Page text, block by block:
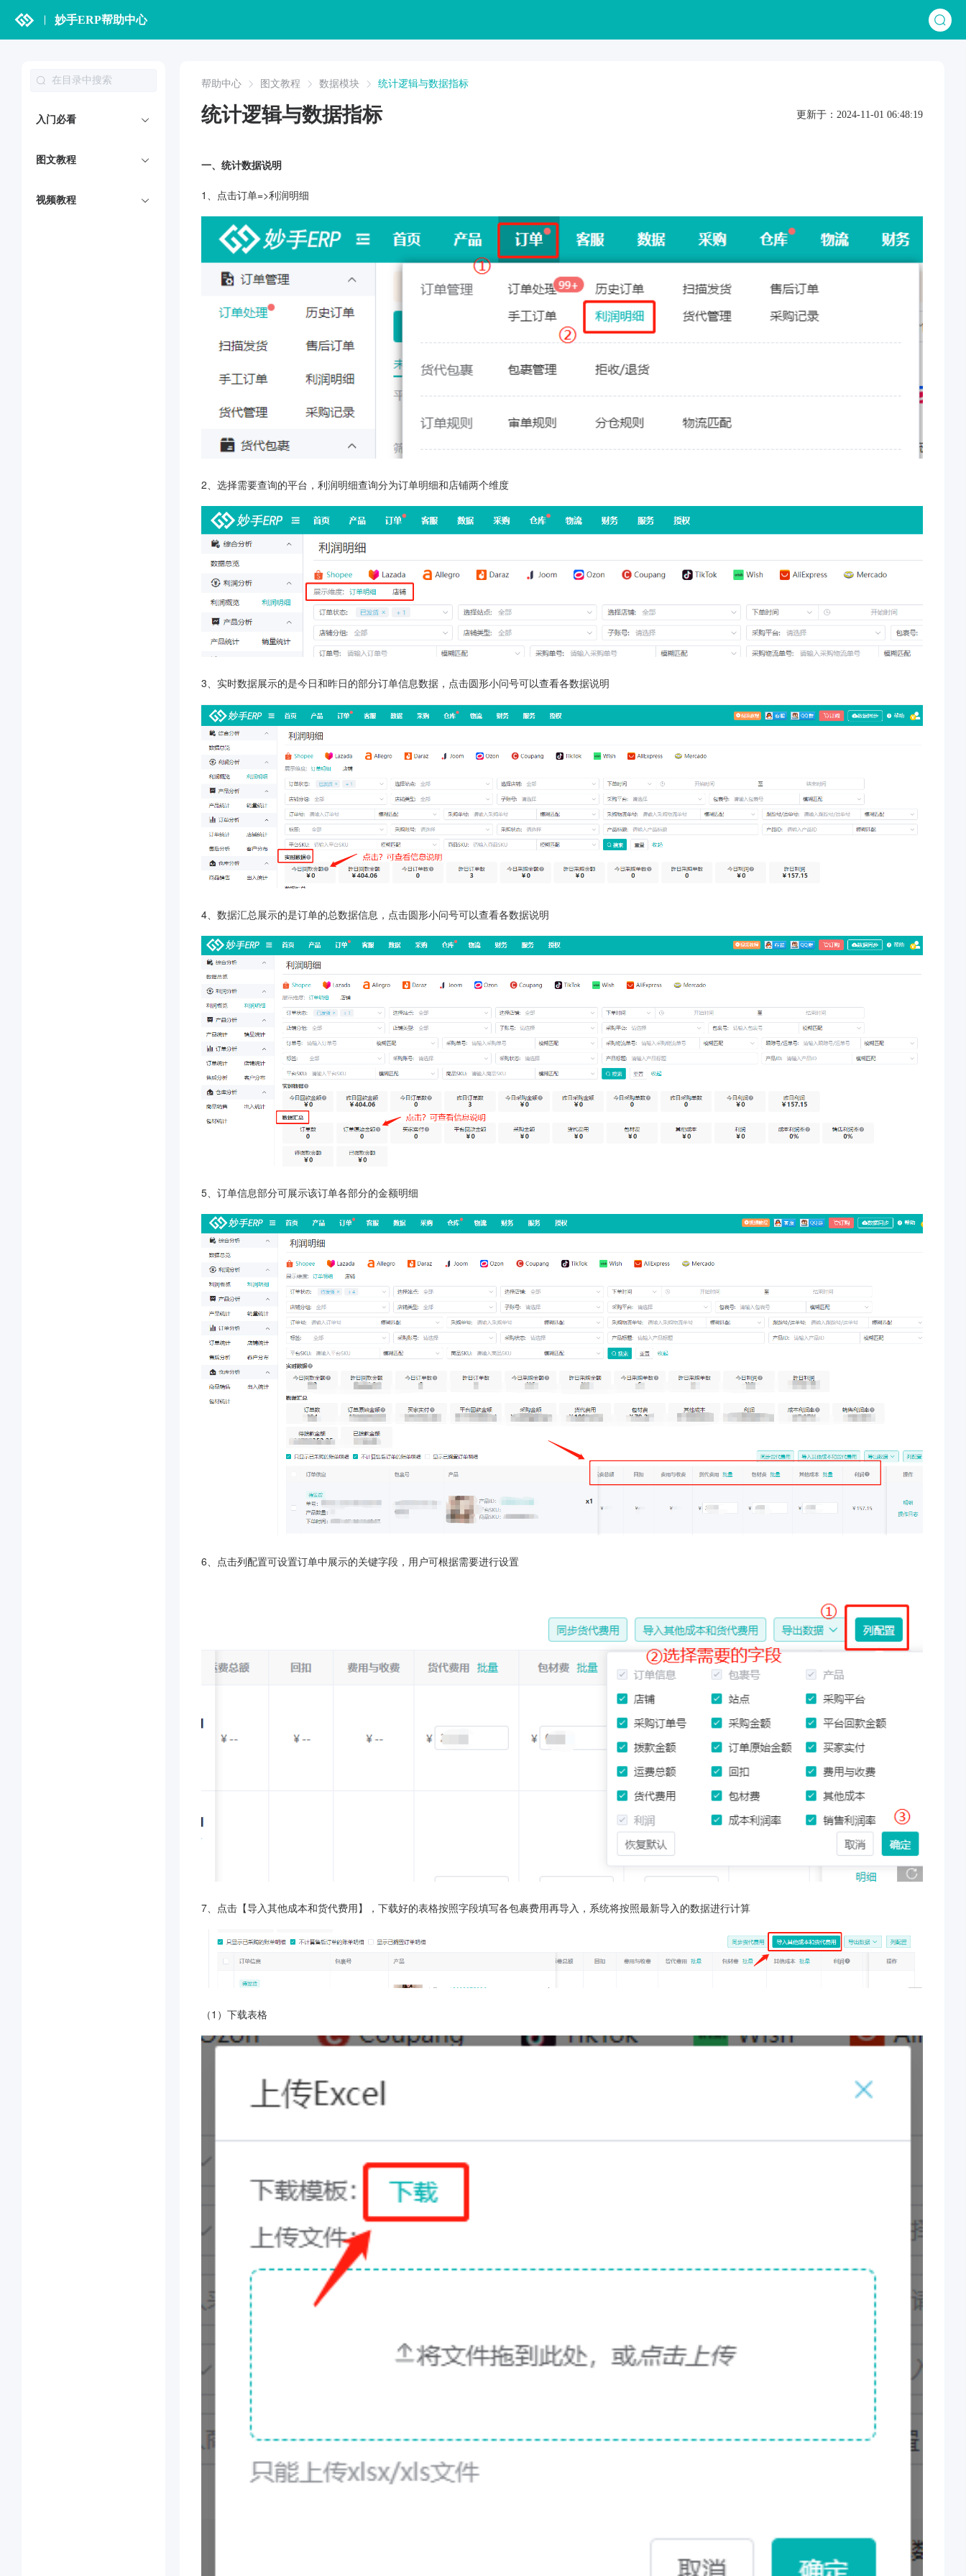
妙手ERP帮助中心
入门必看
图文教程
视频教程
帮助中心 图文教程 数据模块 统计逻辑与数据指标
统计逻辑与数据指标 更新于：2024-11-01 06:48:19
一、统计数据说明
1、点击订单=>利润明细
2、选择需要查询的平台，利润明细查询分为订单明细和店铺两个维度
3、实时数据展示的是今日和昨日的部分订单信息数据，点击圆形小问号可以查看各数据说明
4、数据汇总展示的是订单的总数据信息，点击圆形小问号可以查看各数据说明
5、订单信息部分可展示该订单各部分的金额明细
6、点击列配置可设置订单中展示的关键字段，用户可根据需要进行设置
7、点击【导入其他成本和货代费用】，下载好的表格按照字段填写各包裹费用再导入，系统将按照最新导入的数据进行计算
（1）下载表格